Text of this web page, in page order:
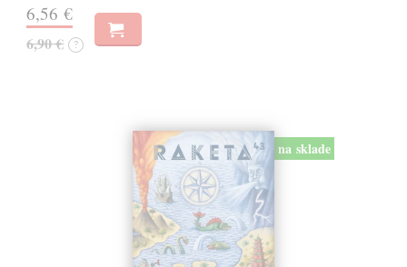
6,56 €
6,90 € ?
na sklade